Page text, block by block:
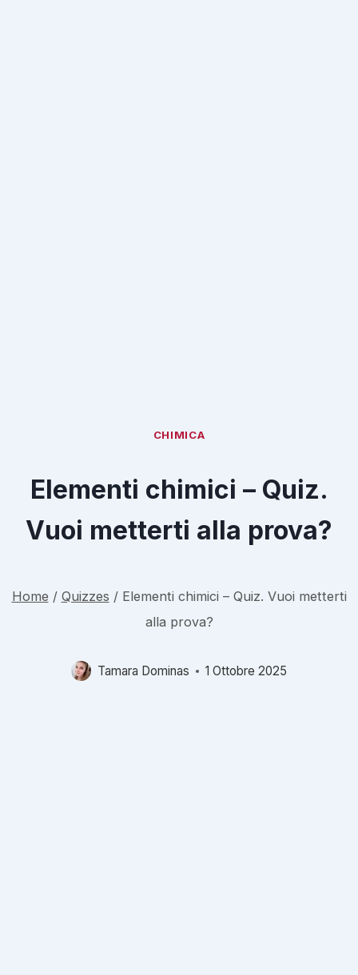
CHIMICA
Elementi chimici – Quiz.
Vuoi metterti alla prova?
Home / Quizzes / Elementi chimici – Quiz. Vuoi metterti
alla prova?
Tamara Dominas 1 Ottobre 2025